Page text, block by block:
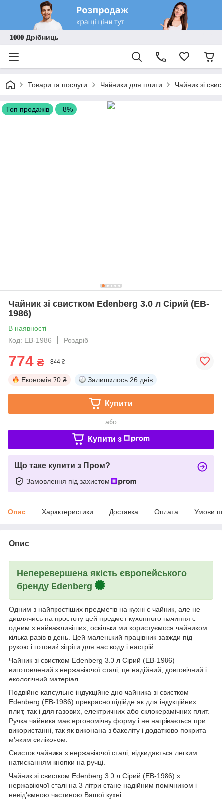
𝟏𝟎𝟎𝟎 Дрібниць
Товари та послуги Чайники для плити Чайник зі
Топ продажів –8%
Чайник зі свистком Edenberg 3.0 л Сірий (EB-
1986)
В наявності
Код: EB-1986
Роздріб
774 ₴ 844 ₴
Економія 70 ₴ Залишилось 26 днів
Купити
або
Купити з
Що таке купити з Пром?
Замовлення під захистом
Опис Характеристики Доставка Оплата Умови
Опис
Неперевершена якість європейського
бренду Edenberg
Одним з найпростіших предметів на кухні є чайник, але не
дивлячись на простоту цей предмет кухонного начиння є
одним з найважливіших, оскільки ми користуємося чайником
кілька разів в день. Цей маленький працівник завжди під
рукою і готовий зігріти для нас воду і настрій.
Чайник зі свистком Edenberg 3.0 л Сірий (EB-1986)
виготовлений з нержавіючої сталі, це надійний, довговічний і
екологічний матеріал.
Подвійне капсульне індукційне дно чайника зі свистком
Edenberg (EB-1986) прекрасно підійде як для індукційних
плит, так і для газових, електричних або склокерамічних плит.
Ручка чайника має ергономічну форму і не нагрівається при
використанні, так як виконана з бакеліту і додатково покрита
м'яким силіконом.
Свисток чайника з нержавіючої сталі, відкидається легким
натисканням кнопки на ручці.
Чайник зі свистком Edenberg 3.0 л Сірий (EB-1986) з
нержавіючої сталі на 3 літри стане надійним помічником і
невід'ємною частиною Вашої кухні